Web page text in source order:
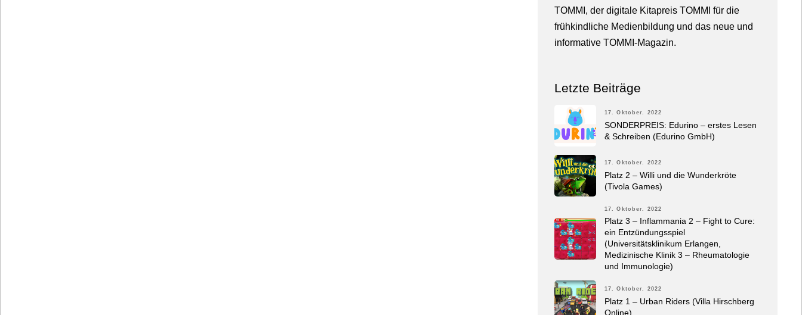
TOMMI, der digitale Kitapreis TOMMI für die
frühkindliche Medienbildung und das neue und
informative TOMMI-Magazin.
Letzte Beiträge
17. Oktober. 2022
SONDERPREIS: Edurino – erstes Lesen
& Schreiben (Edurino GmbH)
17. Oktober. 2022
Platz 2 – Willi und die Wunderkröte
(Tivola Games)
17. Oktober. 2022
Platz 3 – Inflammania 2 – Fight to Cure:
ein Entzündungsspiel
(Universitätsklinikum Erlangen,
Medizinische Klinik 3 – Rheumatologie
und Immunologie)
17. Oktober. 2022
Platz 1 – Urban Riders (Villa Hirschberg
Online)